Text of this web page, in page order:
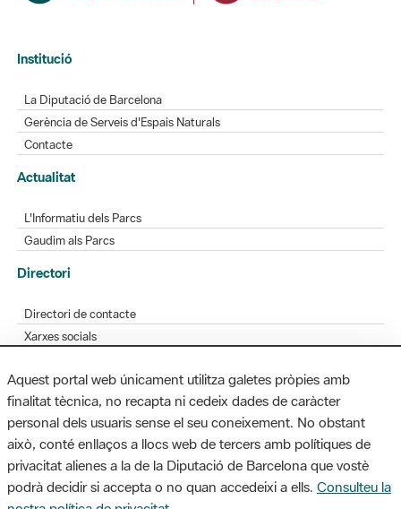
Institució
La Diputació de Barcelona
Gerència de Serveis d'Espais Naturals
Contacte
Actualitat
L'Informatiu dels Parcs
Gaudim als Parcs
Directori
Directori de contacte
Xarxes socials
Bústia de suggeriments
Opineu sobre els parcs
MAPA WEB AVÍS LEGAL ACCESSIBILITAT
Aquest portal web únicament utilitza galetes pròpies amb
finalitat tècnica, no recapta ni cedeix dades de caràcter
personal dels usuaris sense el seu coneixement. No obstant
això, conté enllaços a llocs web de tercers amb polítiques de
privacitat alienes a la de la Diputació de Barcelona que vostè
podrà decidir si accepta o no quan accedeixi a ells. Consulteu la